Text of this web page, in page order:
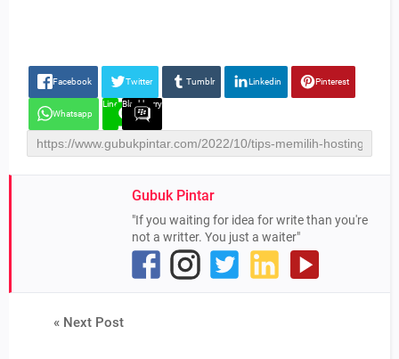
Facebook Twitter Tumblr Linkedin Pinterest
Whatsapp
Line Blackberry
Gubuk Pintar
"If you waiting for idea for write than you're
not a writter. You just a waiter"
« Next Post